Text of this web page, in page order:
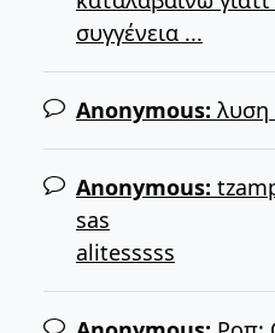
συγγένεια ...
Anonymous: λυση
Anonymous:
sas
alitesssss